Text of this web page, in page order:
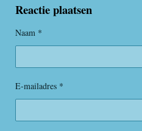
n
s
t
r
e
r
e
r
e
n
e
e
n
e
e
n
e
n
Reactie plaatsen
Naam *
E-mailadres *